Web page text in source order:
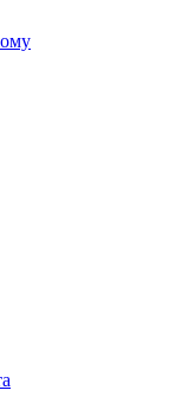
картинки,
приколы,